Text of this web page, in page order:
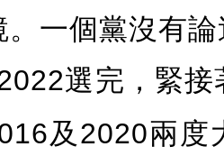
。一個黨沒有
選完，緊
及 2020兩度